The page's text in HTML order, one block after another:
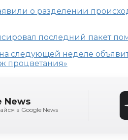
о разделении
последний пакет
следующей неделе
процветания»
News
в Google News